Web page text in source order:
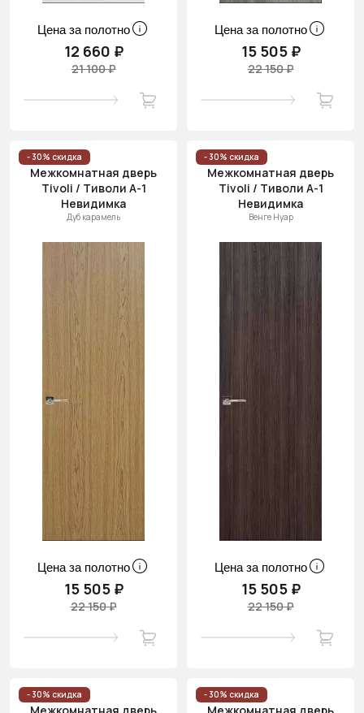
Цена за полотно
12 660 ₽
21 100 ₽
Цена за полотно
15 505 ₽
22 150 ₽
- 30% скидка
Межкомнатная дверь
Tivoli / Тиволи А-1
Невидимка
Дуб карамель
Цена за полотно
15 505 ₽
22 150 ₽
- 30% скидка
Межкомнатная дверь
Tivoli / Тиволи А-1
Невидимка
Венге Нуар
Цена за полотно
15 505 ₽
22 150 ₽
- 30% скидка - 30% скидка